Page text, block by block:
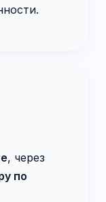
, через
по